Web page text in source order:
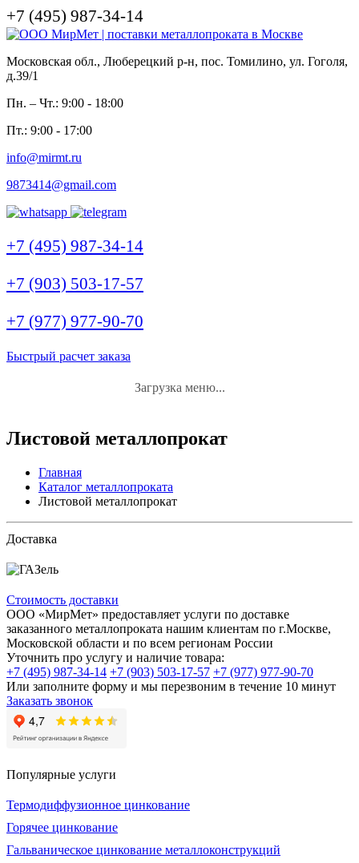
+7 (495) 987-34-14
Московская обл., Люберецкий р-н, пос. Томилино, ул. Гоголя,
д.39/1
Пн. – Чт.: 9:00 - 18:00
Пт.: 9:00 - 17:00
info@mirmt.ru
9873414@gmail.com
+7 (495) 987-34-14
+7 (903) 503-17-57
+7 (977) 977-90-70
Быстрый расчет заказа
Загрузка меню...
Листовой металлопрокат
Главная
Каталог металлопроката
Листовой металлопрокат
Доставка
Стоимость доставки
ООО «МирМет» предоставляет услуги по доставке
заказанного металлопроката нашим клиентам по г.Москве,
Московской области и по всем регионам России
Уточнить про услугу и наличие товара:
+7 (495) 987-34-14 +7 (903) 503-17-57 +7 (977) 977-90-70
Или заполните форму и мы перезвоним в течение 10 минут
Заказать звонок
Популярные услуги
Термодиффузионное цинкование
Горячее цинкование
Гальваническое цинкование металлоконструкций